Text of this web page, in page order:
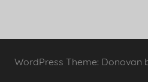
WordPress Theme: Donovan